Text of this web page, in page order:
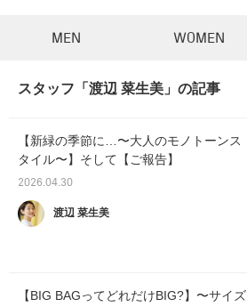
MEN WOMEN
スタッフ「渡辺 菜生美」の記事
【新緑の季節に…〜大人のモノトーンス
タイル〜】そして【ご報告】
2026.04.30
渡辺 菜生美
【BIG BAGってどれだけBIG?】〜サイズ